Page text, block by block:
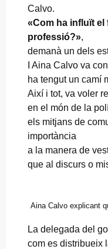
Calvo.
«Com ha influït el
professió?»,
demanà un dels
I Aina Calvo va
ha tengut un camí
Així i tot, va voler
en el món de la
els mitjans de
importància
a la manera de
que al discurs o
Aina Calvo explicant
La delegada del
com es distribueix